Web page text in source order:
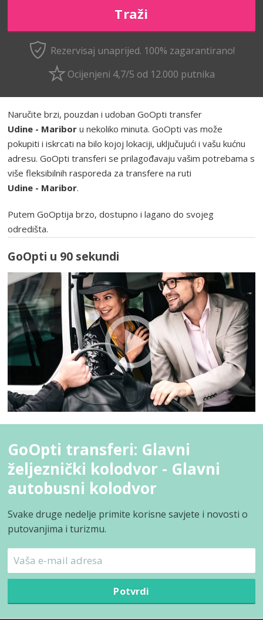
Rezervisaj unaprijed. 100% zagarantirano!
Ocijenjeni 4,7/5 od 12.000 putnika
Naručite brzi, pouzdan i udoban GoOpti transfer
Udine - Maribor u nekoliko minuta. GoOpti vas može
pokupiti i iskrcati na bilo kojoj lokaciji, uključujući i vašu kućnu
adresu. GoOpti transferi se prilagođavaju vašim potrebama s
više fleksibilnih rasporeda za transfere na ruti
Udine - Maribor.
Putem GoOptija brzo, dostupno i lagano do svojeg
odredišta.
GoOpti u 90 sekundi
GoOpti transferi: Glavni
željeznički kolodvor - Glavni
autobusni kolodvor
Svake druge nedelje primite korisne savjete i novosti o
putovanjima i turizmu.
Potvrdi